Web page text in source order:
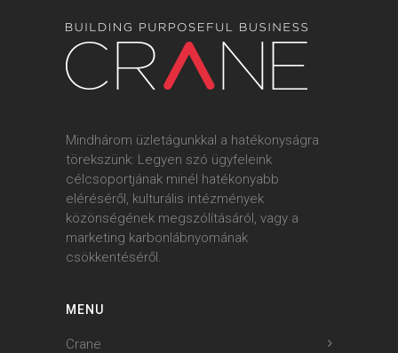
Mindhárom üzletágunkkal a hatékonyságra
törekszünk: Legyen szó ügyfeleink
célcsoportjának minél hatékonyabb
eléréséről, kulturális intézmények
közönségének megszólításáról, vagy a
marketing karbonlábnyomának
csökkentéséről.
MENU
Crane